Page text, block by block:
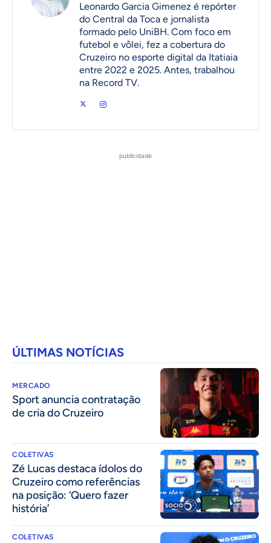
Leonardo Garcia Gimenez é repórter
do Central da Toca e jornalista
formado pelo UniBH. Com foco em
futebol e vôlei, fez a cobertura do
Cruzeiro no esporte digital da Itatiaia
entre 2022 e 2025. Antes, trabalhou
na Record TV.
publicidade
ÚLTIMAS NOTÍCIAS
MERCADO
Sport anuncia contratação
de cria do Cruzeiro
COLETIVAS
Zé Lucas destaca ídolos do
Cruzeiro como referências
na posição: ‘Quero fazer
história’
COLETIVAS